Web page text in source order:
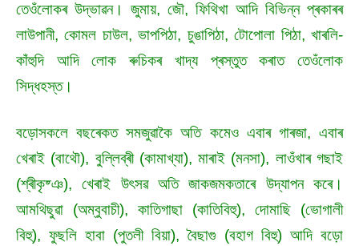
তেওঁলোকৰ উদ্ভাৱন। জুমায়, জৌ, ফিথিখা আদি বিভিন্ন প্ৰকাৰৰ
লাউপানী, কোমল চাউল, ভাপপিঠা, চুঙাপিঠা, টোপোলা পিঠা, খাৰলি-
কাঁহুদি আদি লোক ৰুচিকৰ খাদ্য প্ৰস্তুত কৰাত তেওঁলোক
সিদ্ধহস্ত।
বড়োসকলে বছৰেকত সমজুৱাকৈ অতি কমেও এবাৰ গাৰজা, এবাৰ
খেৰাই (বাথৌ), বুল্লিব্ৰী (কামাখ্যা), মাৰাই (মনসা), লাওঁখাৰ গছাই
(শ্ৰীকৃষ্ঞ), খেৰাই উৎসৱ অতি জাকজমকতাৰে উদ্‌যাপন কৰে।
আমথিছুৱা (অম্বুবাচী), কাতিগাছা (কাতিবিহু), দোমাছি (ভোগালী
বিহু), ফুছলি হাবা (পুতলী বিয়া), বৈছাগু (বহাগ বিহু) আদি বড়ো